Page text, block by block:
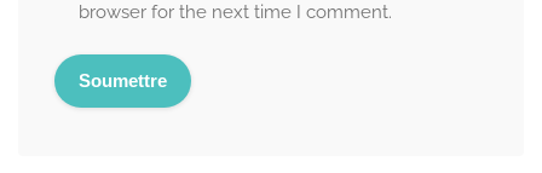
browser for the next time I comment.